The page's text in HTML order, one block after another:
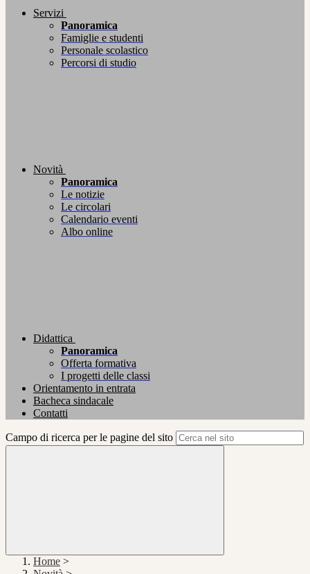
Servizi
Panoramica
Famiglie e studenti
Personale scolastico
Percorsi di studio
Novità
Panoramica
Le notizie
Le circolari
Calendario eventi
Albo online
Didattica
Panoramica
Offerta formativa
I progetti delle classi
Orientamento in entrata
Bacheca sindacale
Contatti
Campo di ricerca per le pagine del sito
Home >